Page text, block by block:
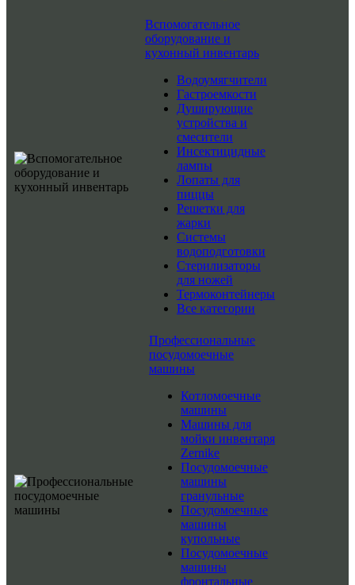
Вспомогательное
оборудование и
кухонный инвентарь
Водоумягчители
Гастроемкости
Душирующие
устройства и
смесители
Инсектицидные
лампы
Лопаты для
пиццы
Решетки для
жарки
Системы
водоподготовки
Стерилизаторы
для ножей
Термоконтейнеры
Все категории
Профессиональные
посудомоечные
машины
Котломоечные
машины
Машины для
мойки инвентаря
Zernike
Посудомоечные
машины
гранульные
Посудомоечные
машины
купольные
Посудомоечные
машины
фронтальные